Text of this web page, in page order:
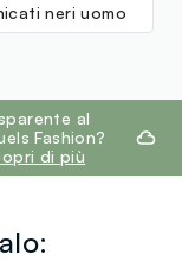
neri uomo
al
Fashion?
di più